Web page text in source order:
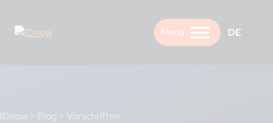
content
DE
IDnow > Blog > Vorschriften